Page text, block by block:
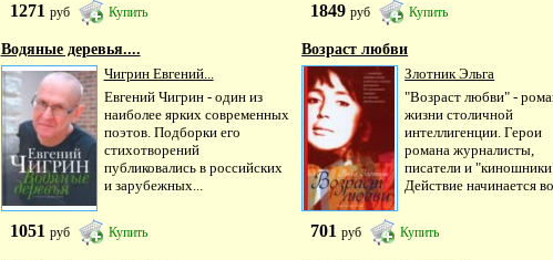
1271 руб Купить 1849руб Купить
Водяные деревья....
Чигрин Евгений...
Евгений Чигрин - один из
наиболее ярких современных
поэтов. Подборки его
стихотворений
публиковались в российских
и зарубежных...
1051 руб Купить
Возраст любви
Злотник Эльга
"Возраст любви" -
жизни столичной
интеллигенции. Герои
романа журналисты,
писатели и
Действие начинается
701руб Купить